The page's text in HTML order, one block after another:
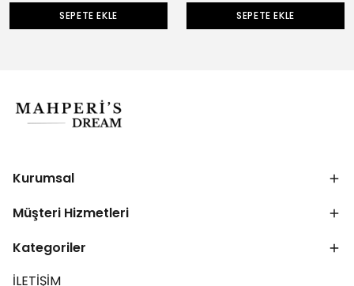
SEPETE EKLE SEPETE EKLE
Kurumsal
Müşteri Hizmetleri
Kategoriler
İLETİŞİM